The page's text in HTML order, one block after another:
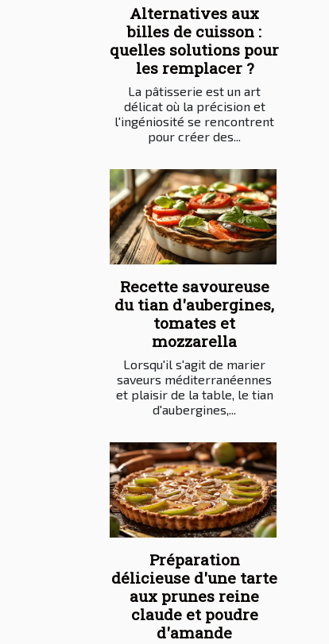
Alternatives aux
billes de cuisson :
quelles solutions pour
les remplacer ?
La pâtisserie est un art
délicat où la précision et
l'ingéniosité se rencontrent
pour créer des...
Recette savoureuse
du tian d'aubergines,
tomates et
mozzarella
Lorsqu'il s'agit de marier
saveurs méditerranéennes
et plaisir de la table, le tian
d'aubergines,...
Préparation
délicieuse d'une tarte
aux prunes reine
claude et poudre
d'amande